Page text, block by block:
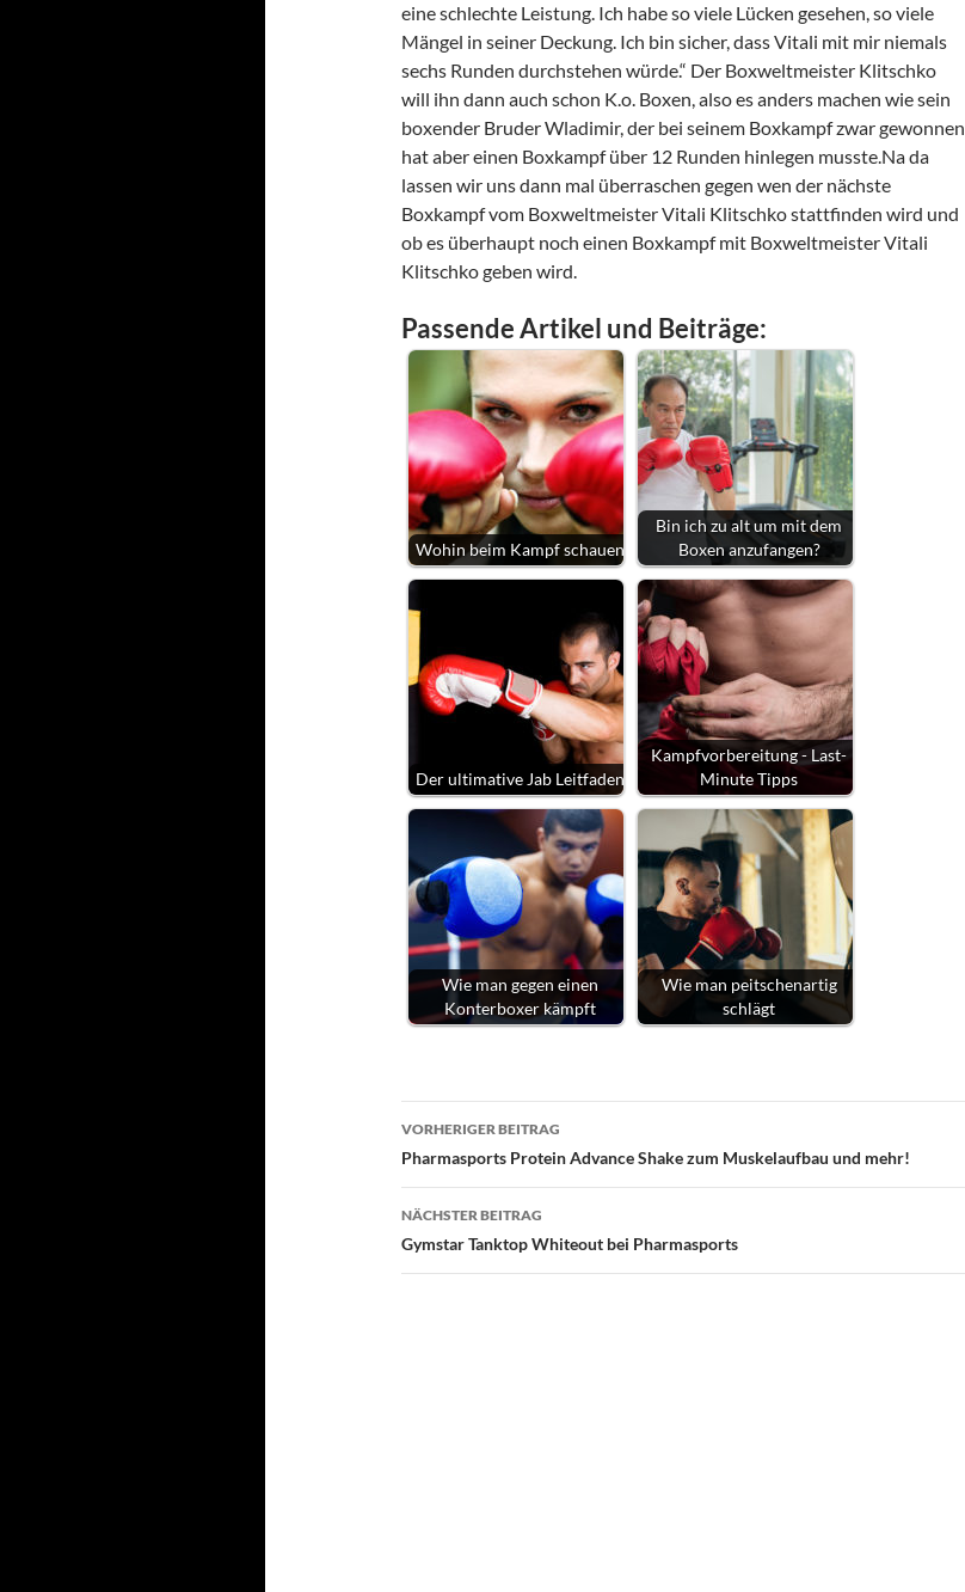
eine schlechte Leistung. Ich habe so viele Lücken gesehen, so viele
Mängel in seiner Deckung. Ich bin sicher, dass Vitali mit mir niemals
sechs Runden durchstehen würde.“ Der Boxweltmeister Klitschko
will ihn dann auch schon K.o. Boxen, also es anders machen wie sein
boxender Bruder Wladimir, der bei seinem Boxkampf zwar gewonnen
hat aber einen Boxkampf über 12 Runden hinlegen musste.Na da
lassen wir uns dann mal überraschen gegen wen der nächste
Boxkampf vom Boxweltmeister Vitali Klitschko stattfinden wird und
ob es überhaupt noch einen Boxkampf mit Boxweltmeister Vitali
Klitschko geben wird.
Passende Artikel und Beiträge:
Wohin beim Kampf schauen
Bin ich zu alt um mit dem
Boxen anzufangen?
Der ultimative Jab Leitfaden
Kampfvorbereitung - Last-
Minute Tipps
Wie man gegen einen
Konterboxer kämpft
Wie man peitschenartig
schlägt
Beitragsnavigation
VORHERIGER BEITRAG
Pharmasports Protein Advance Shake zum Muskelaufbau und mehr!
NÄCHSTER BEITRAG
Gymstar Tanktop Whiteout bei Pharmasports